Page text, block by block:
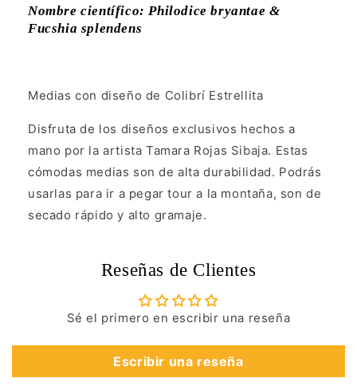
Nombre científico: Philodice bryantae &
Fucshia splendens
Medias con diseño de Colibrí Estrellita
Disfruta de los diseños exclusivos hechos a
mano por la artista Tamara Rojas Sibaja. Estas
cómodas medias son de alta durabilidad. Podrás
usarlas para ir a pegar tour a la montaña, son de
secado rápido y alto gramaje.
Reseñas de Clientes
Sé el primero en escribir una reseña
Escribir una reseña